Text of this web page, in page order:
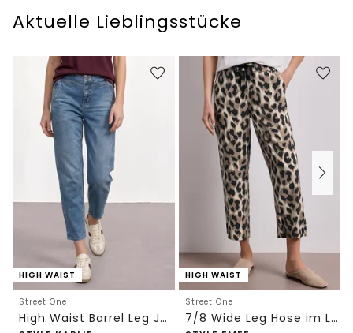
Aktuelle Lieblingsstücke
HIGH WAIST
Street One
High Waist Barrel Leg Jeans im Loose Fit
HIGH WAIST
Street One
7/8 Wide Leg Hose im Loose Fit mit Print